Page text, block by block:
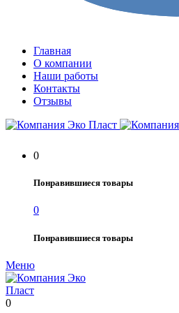
Главная
О компании
Наши работы
Контакты
Отзывы
0
Понравившиеся товары
0
Понравившиеся товары
Меню
0